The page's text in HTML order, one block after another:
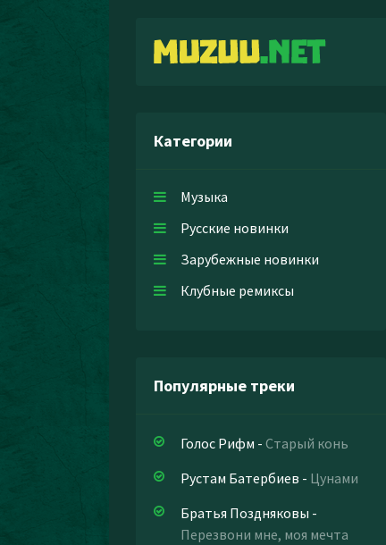
Категории
Музыка
Русские новинки
Зарубежные новинки
Клубные ремиксы
Популярные треки
Голос Рифм - Старый конь
Рустам Батербиев - Цунами
Братья Поздняковы -
Перезвони мне, моя мечта